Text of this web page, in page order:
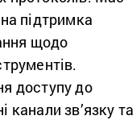
підтримка
щодо
доступу до
зв’язку